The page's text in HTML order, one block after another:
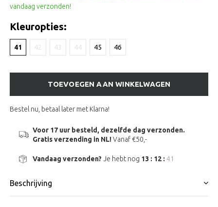
vandaag verzonden!
Kleuropties:
41 42 43 44 45 46
TOEVOEGEN AAN WINKELWAGEN
Bestel nu, betaal later met Klarna!
Voor 17 uur besteld, dezelfde dag verzonden.
Gratis verzending in NL!Vanaf €50,-
Vandaag verzonden? Je hebt nog 13 : 12 : 40
Beschrijving